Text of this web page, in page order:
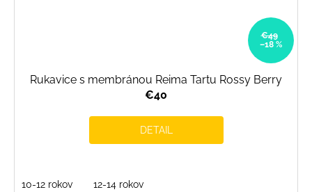
€49
–18 %
Rukavice s membránou Reima Tartu Rossy Berry
€40
DETAIL
10-12 rokov 12-14 rokov